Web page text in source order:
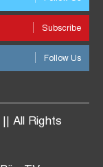
Subscribe
Follow Us
|| All Rights